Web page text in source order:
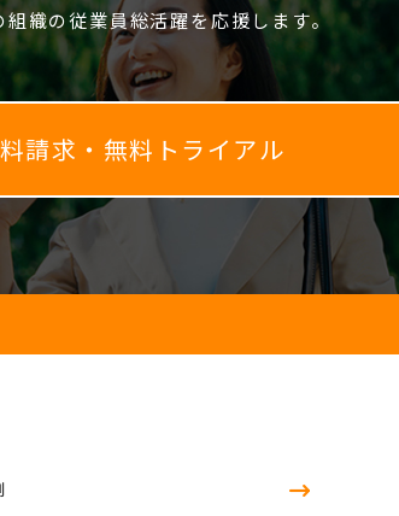
組織の従業員総活躍を応援します。
請求・無料トライアル